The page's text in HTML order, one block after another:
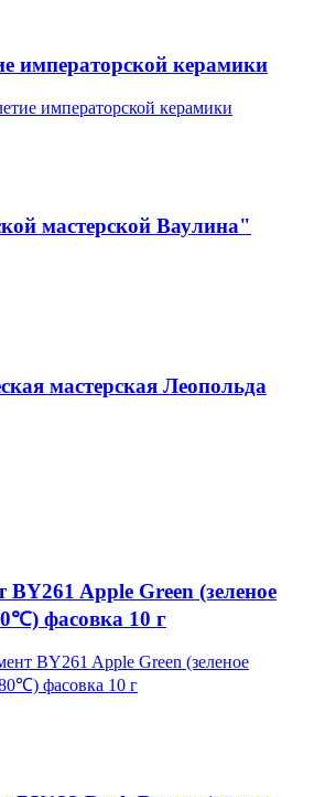
императорской керамики
мастерской Ваулина"
мастерская Леопольда
Apple Green (зеленое
фасовка 10 г